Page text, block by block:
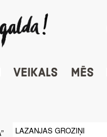
VEIKALS MĒS
LAZANJAS GROZIŅI